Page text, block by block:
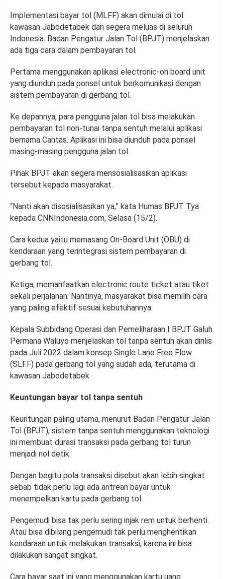
Implementasi bayar tol (MLFF) akan dimulai di tol
kawasan Jabodetabek dan segera meluas di seluruh
Indonesia. Badan Pengatur Jalan Tol (BPJT) menjelaskan
ada tiga cara dalam pembayaran tol.
Pertama menggunakan aplikasi electronic-on board unit
yang diunduh pada ponsel untuk berkomunikasi dengan
sistem pembayaran di gerbang tol.
Ke depannya, para pengguna jalan tol bisa melakukan
pembayaran tol non-tunai tanpa sentuh melalui aplikasi
bernama Cantas. Aplikasi ini bisa diunduh pada ponsel
masing-masing pengguna jalan tol.
Pihak BPJT akan segera mensosialisasikan aplikasi
tersebut kepada masyarakat.
“Nanti akan disosialisasikan ya,” kata Humas BPJT Tya
kepada CNNIndonesia.com, Selasa (15/2).
Cara kedua yaitu memasang On-Board Unit (OBU) di
kendaraan yang terintegrasi sistem pembayaran di
gerbang tol.
Ketiga, memanfaatkan electronic route ticket atau tiket
sekali perjalanan. Nantinya, masyarakat bisa memilih cara
yang paling efektif sesuai kebutuhannya.
Kepala Subbidang Operasi dan Pemeliharaan I BPJT Galuh
Permana Waluyo menjelaskan tol tanpa sentuh akan dirilis
pada Juli 2022 dalam konsep Single Lane Free Flow
(SLFF) pada gerbang tol yang sudah ada, terutama di
kawasan Jabodetabek
Keuntungan bayar tol tanpa sentuh
Keuntungan paling utama, menurut Badan Pengatur Jalan
Tol (BPJT), sistem tanpa sentuh menggunakan teknologi
ini membuat durasi transaksi pada gerbang tol turun
menjadi nol detik.
Dengan begitu pola transaksi disebut akan lebih singkat
sebab tidak perlu lagi ada antrean bayar untuk
menempelkan kartu pada gerbang tol.
Pengemudi bisa tak perlu sering injak rem untuk berhenti.
Atau bisa dibilang pengemudi tak perlu menghentikan
kendaraan untuk melakukan transaksi, karena ini bisa
dilakukan sangat singkat.
Cara bayar saat ini yang menggunakan kartu uang